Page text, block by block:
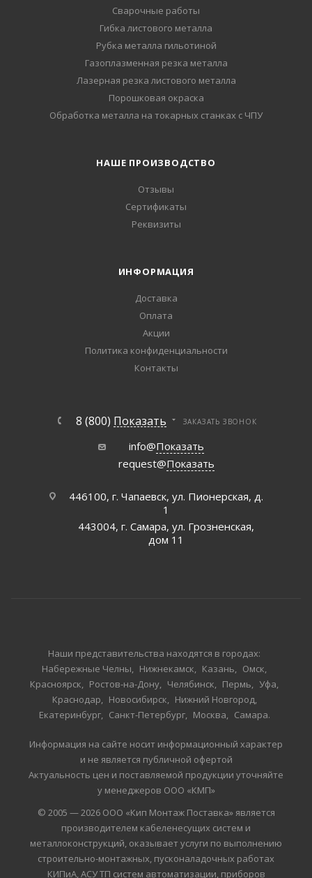
Сварочные работы
Гибка листового металла
Рубка металла гильотиной
Газоплазменная резка металла
Лазерная резка листового металла
Порошковая окраска
Обработка металла на токарных станках с ЧПУ
НАШЕ ПРОИЗВОДСТВО
Отзывы
Сертификаты
Реквизиты
ИНФОРМАЦИЯ
Доставка
Оплата
Акции
Политика конфиденциальности
Контакты
8 (800) Показать ЗАКАЗАТЬ ЗВОНОК
info@Показать
request@Показать
446100, г. Чапаевск, ул. Пионерская, д.
1
443004, г. Самара, ул. Грозненская,
дом 11
Наши представительства находятся в городах:
Набережные Челны
Нижнекамск Казань
Омск
Красноярск
Ростов-на-Дону Челябинск Пермь
Уфа
Краснодар
Новосибирск
Нижний Новгород
Екатеринбург
Санкт-Петербург Москва Самара
Информация на сайте носит информационный характер
и не является публичной офертой
Актуальность цен и поставляемой продукции уточняйте
у менеджеров ООО «КМП»
© 2005 — 2026 ООО «Кип Монтаж Поставка» является
производителем кабеленесущих систем и
металлоконструкций, оказывает услуги по выполнению
строительно-монтажных, пусконаладочных работах
КИПиА, АСУ ТП систем автоматизации, приборов